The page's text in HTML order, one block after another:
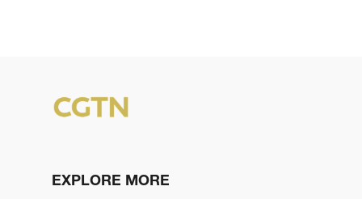
EXPLORE MORE